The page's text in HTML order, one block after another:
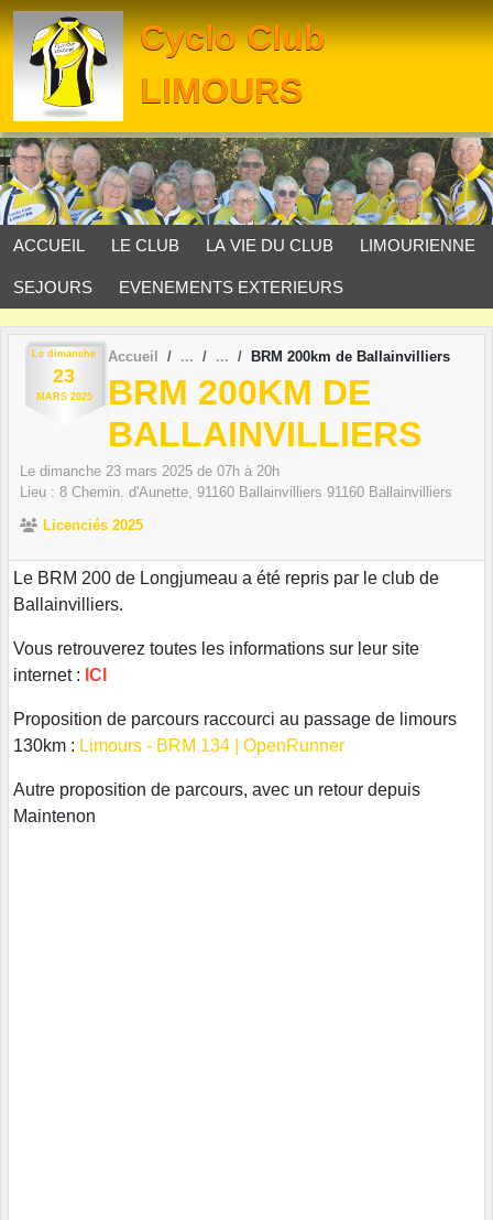
Cyclo Club
LIMOURS
ACCUEIL LE CLUB LA VIE DU CLUB LIMOURIENNE
SEJOURS EVENEMENTS EXTERIEURS
Le dimanche
23
MARS 2025
Accueil BRM 200km de Ballainvilliers
BRM 200KM DE
BALLAINVILLIERS
Le dimanche 23 mars 2025 de 07h à 20h
Lieu : 8 Chemin. d'Aunette, 91160 Ballainvilliers 91160 Ballainvilliers
Licenciés 2025
Le BRM 200 de Longjumeau a été repris par le club de
Ballainvilliers.
Vous retrouverez toutes les informations sur leur site
internet : ICI
Proposition de parcours raccourci au passage de limours
130km : Limours - BRM 134 | OpenRunner
Autre proposition de parcours, avec un retour depuis
Maintenon
Panneau de gestion des cookies